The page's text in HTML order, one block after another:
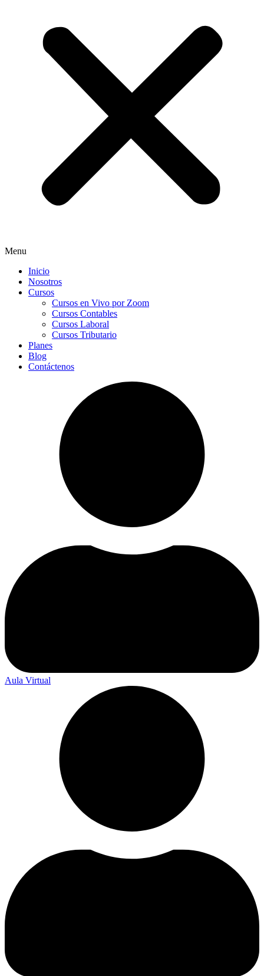
Menu
Inicio
Nosotros
Cursos
Cursos en Vivo por Zoom
Cursos Contables
Cursos Laboral
Cursos Tributario
Planes
Blog
Contáctenos
Aula Virtual